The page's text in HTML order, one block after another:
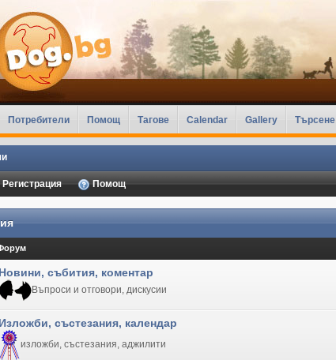
Потребители Помощ Тагове Calendar Gallery Търсене
Регистрация Помощ
Новини, събития, коментар
Въпроси и отговори, дискусии
Изложби, състезания, календар
изложби, състезания, аджилити